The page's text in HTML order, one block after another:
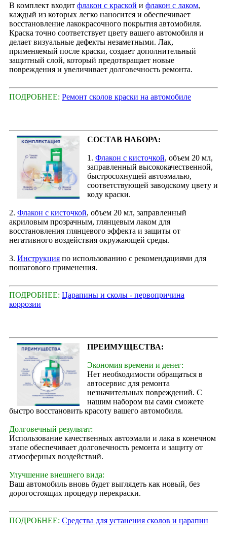
В комплект входит флакон с краской и флакон с лаком,
каждый из которых легко наносится и обеспечивает
восстановление лакокрасочного покрытия автомобиля.
Краска точно соответствует цвету вашего автомобиля и
делает визуальные дефекты незаметными. Лак,
применяемый после краски, создает дополнительный
защитный слой, который предотвращает новые
повреждения и увеличивает долговечность ремонта.
ПОДРОБНЕЕ: Ремонт сколов краски на автомобиле
СОСТАВ НАБОРА:
1. Флакон с кисточкой, объем 20 мл,
заправленный высококачественной,
быстросохнущей автоэмалью,
соответствующей заводскому цвету и
коду краски.
2. Флакон с кисточкой, объем 20 мл, заправленный
акриловым прозрачным, глянцевым лаком для
восстановления глянцевого эффекта и защиты от
негативного воздействия окружающей среды.
3. Инструкция по использованию с рекомендациями для
пошагового применения.
ПОДРОБНЕЕ: Царапины и сколы - первопричина
коррозии
ПРЕИМУЩЕСТВА:
Экономия времени и денег:
Нет необходимости обращаться в
автосервис для ремонта
незначительных повреждений. С
нашим набором вы сами сможете
быстро восстановить красоту вашего автомобиля.
Долговечный результат:
Использование качественных автоэмали и лака в конечном
этапе обеспечивает долговечность ремонта и защиту от
атмосферных воздействий.
Улучшение внешнего вида:
Ваш автомобиль вновь будет выглядеть как новый, без
дорогостоящих процедур перекраски.
ПОДРОБНЕЕ: Средства для устанения сколов и царапин